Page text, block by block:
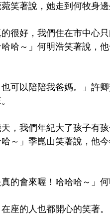
笑著說，她走到何牧身
很好，我們住在市中心
哈～」何明浩笑著說，
可以陪陪我爸媽。」許
，我們年紀大了孩子有
～」季崑山笑著說，他
的會來喔！哈哈哈～」
座的人也都開心的笑著。